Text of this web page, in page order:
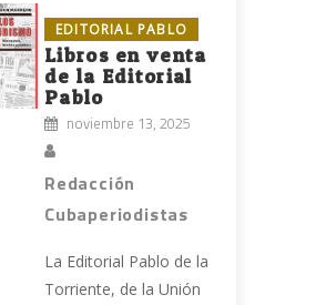
EDITORIAL PABLO
Libros en venta
de la Editorial
Pablo
noviembre 13, 2025
Redacción
Cubaperiodistas
La Editorial Pablo de la
Torriente, de la Unión